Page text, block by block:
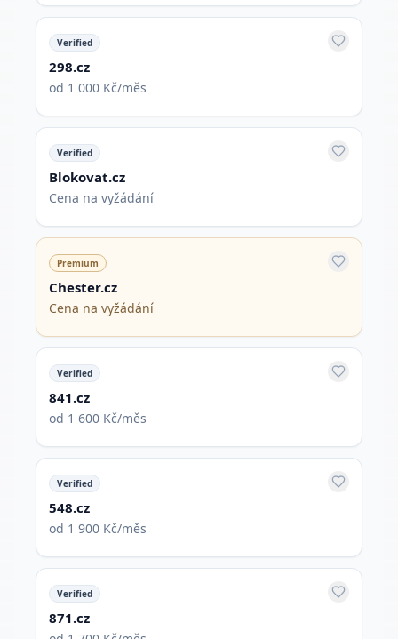
Verified
298.cz
od 1 000 Kč/měs
Verified
Blokovat.cz
Cena na vyžádání
Premium
Chester.cz
Cena na vyžádání
Verified
841.cz
od 1 600 Kč/měs
Verified
548.cz
od 1 900 Kč/měs
Verified
871.cz